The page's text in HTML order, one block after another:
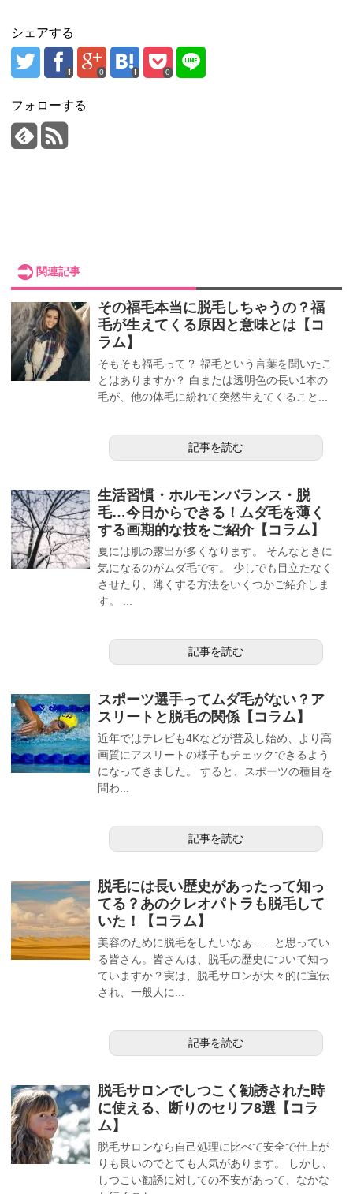
シェアする
0 0
フォローする
関連記事
その福毛本当に脱毛しちゃうの？福
毛が生えてくる原因と意味とは【コ
ラム】
そもそも福毛って？ 福毛という言葉を聞いたこ
とはありますか？ 白または透明色の長い1本の
毛が、他の体毛に紛れて突然生えてくること...
記事を読む
生活習慣・ホルモンバランス・脱
毛…今日からできる！ムダ毛を薄く
する画期的な技をご紹介【コラム】
夏には肌の露出が多くなります。 そんなときに
気になるのがムダ毛です。 少しでも目立たなく
させたり、薄くする方法をいくつかご紹介しま
す。 ...
記事を読む
スポーツ選手ってムダ毛がない？ア
スリートと脱毛の関係【コラム】
近年ではテレビも4Kなどが普及し始め、より高
画質にアスリートの様子もチェックできるよう
になってきました。 すると、スポーツの種目を
問わ...
記事を読む
脱毛には長い歴史があったって知っ
てる？あのクレオパトラも脱毛して
いた！【コラム】
美容のために脱毛をしたいなぁ……と思ってい
る皆さん。皆さんは、脱毛の歴史について知っ
ていますか？実は、脱毛サロンが大々的に宣伝
され、一般人に...
記事を読む
脱毛サロンでしつこく勧誘された時
に使える、断りのセリフ8選【コラ
ム】
脱毛サロンなら自己処理に比べて安全で仕上が
りも良いのでとても人気があります。 しかし、
しつこい勧誘に対しての不安があって、なかな